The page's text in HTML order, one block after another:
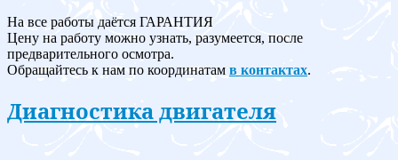
На все работы даётся ГАРАНТИЯ
Цену на работу можно узнать, разумеется, после
предварительного осмотра.
Обращайтесь к нам по координатам в контактах.
Диагностика двигателя